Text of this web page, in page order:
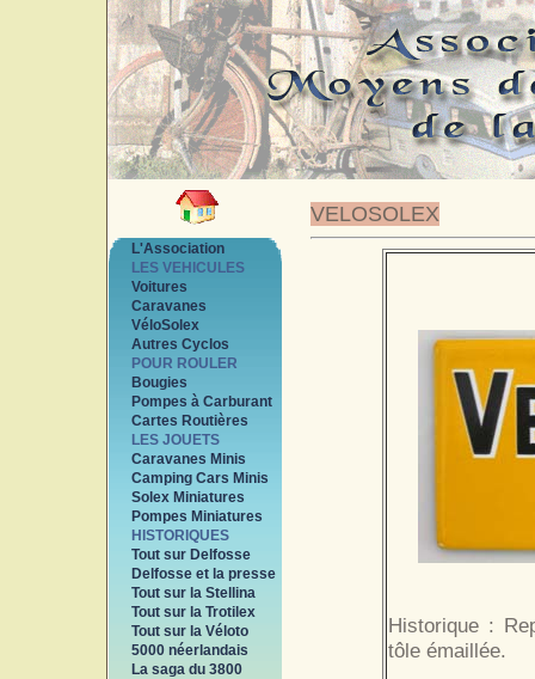
VELOSOLEX
L'Association
LES VEHICULES
Voitures
Caravanes
VéloSolex
Autres Cyclos
POUR ROULER
Bougies
Pompes à Carburant
Cartes Routières
LES JOUETS
Caravanes Minis
Camping Cars Minis
Solex Miniatures
Pompes Miniatures
HISTORIQUES
Tout sur Delfosse
Delfosse et la presse
Tout sur la Stellina
Tout sur la Trotilex
Tout sur la Véloto
5000 néerlandais
La saga du 3800
Historique :
tôle émaillée.